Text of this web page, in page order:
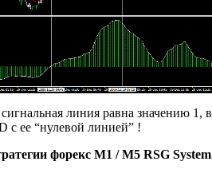
линия равна значению 1,
с ее “нулевой линией” !
форекс M1 / M5 RSG